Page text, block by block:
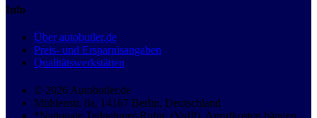
Info
Über autobutler.de
Preis- und Ersparnisangaben
Qualitätswerkstätten
© 2026 Autobutler.de
Mühlenstr. 8a, 14167 Berlin, Deutschland